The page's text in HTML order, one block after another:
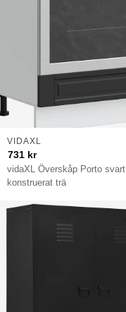
vidaXL Överskåp Porto svart
konstruerat trä
VIDAXL
731 kr